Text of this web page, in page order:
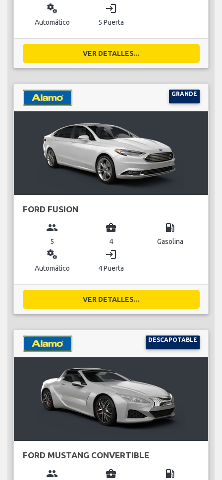
miscellaneous_services
Automático
login
5 Puerta
VER DETALLES...
GRANDE
FORD FUSION
group
5
business_center
4
local_gas_station
Gasolina
miscellaneous_services
Automático
login
4 Puerta
VER DETALLES...
DESCAPOTABLE
FORD MUSTANG CONVERTIBLE
group business_center local_gas_station